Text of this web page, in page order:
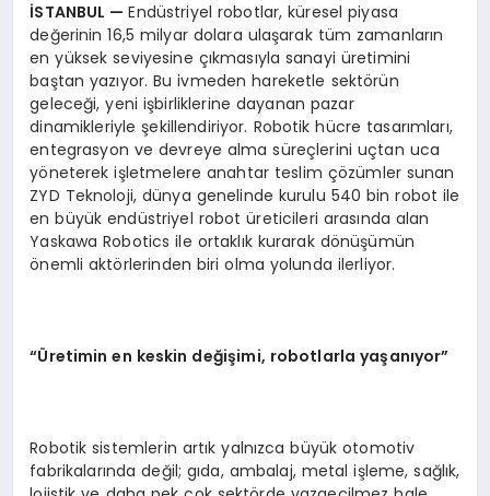
İSTANBUL —Endüstriyel robotlar, küresel piyasa
değerinin 16,5 milyar dolara ulaşarak tüm zamanların
en yüksek seviyesine çıkmasıyla sanayi üretimini
baştan yazıyor. Bu ivmeden hareketle sektörün
geleceği, yeni işbirliklerine dayanan pazar
dinamikleriyle şekillendiriyor. Robotik hücre tasarımları,
entegrasyon ve devreye alma süreçlerini uçtan uca
yöneterek işletmelere anahtar teslim çözümler sunan
ZYD Teknoloji, dünya genelinde kurulu 540 bin robot ile
en büyük endüstriyel robot üreticileri arasında alan
Yaskawa Robotics ile ortaklık kurarak dönüşümün
önemli aktörlerinden biri olma yolunda ilerliyor.
“Üretimin en keskin değişimi, robotlarla yaşanıyor”
Robotik sistemlerin artık yalnızca büyük otomotiv
fabrikalarında değil; gıda, ambalaj, metal işleme, sağlık,